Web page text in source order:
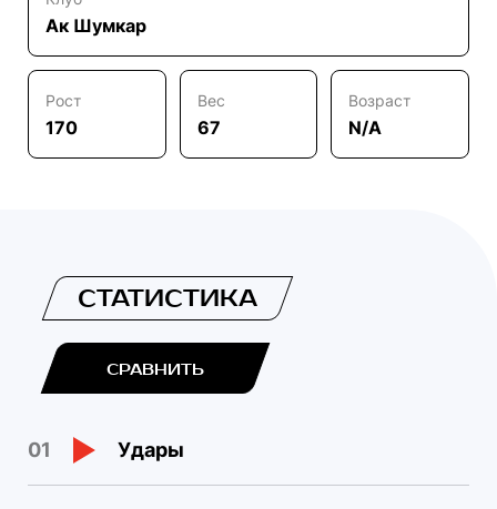
Ак Шумкар
Рост
170
Вес
67
Возраст
N/A
СТАТИСТИКА
СРАВНИТЬ
01 Удары